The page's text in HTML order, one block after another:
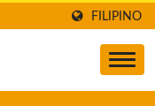
FILIPINO